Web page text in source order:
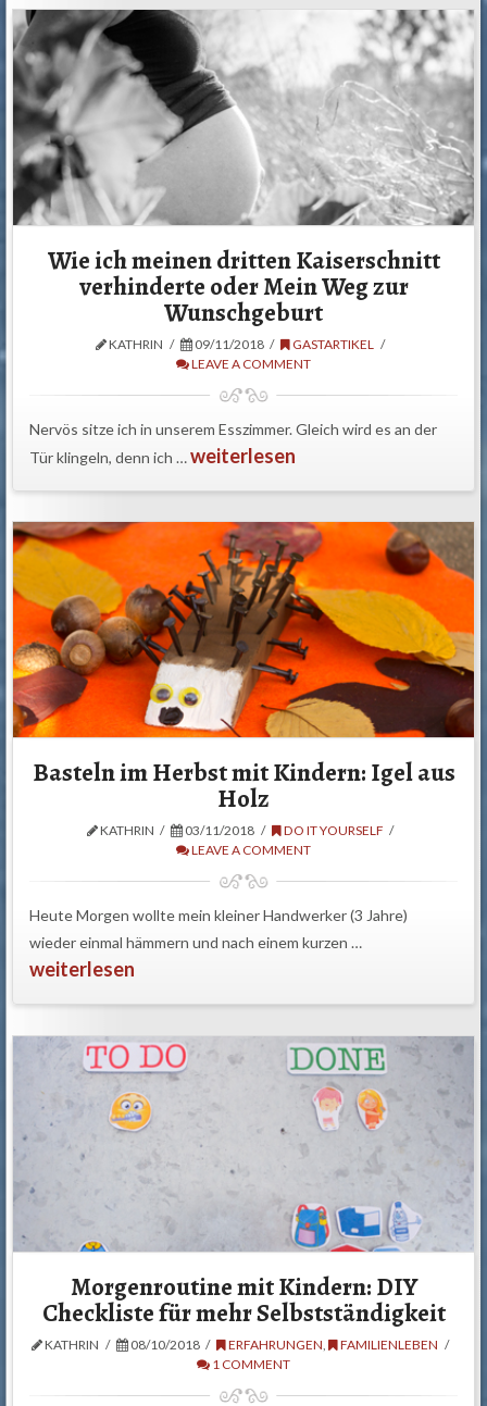
Wie ich meinen dritten Kaiserschnitt
verhinderte oder Mein Weg zur
Wunschgeburt
KATHRIN 09/11/2018
GASTARTIKEL
LEAVE A COMMENT
Nervös sitze ich in unserem Esszimmer. Gleich wird es an der
Tür klingeln, denn ich …weiterlesen
Basteln im Herbst mit Kindern: Igel aus
Holz
KATHRIN 03/11/2018
DO IT YOURSELF
LEAVE A COMMENT
Heute Morgen wollte mein kleiner Handwerker (3 Jahre)
wieder einmal hämmern und nach einem kurzen …
weiterlesen
Morgenroutine mit Kindern: DIY
Checkliste für mehr Selbstständigkeit
KATHRIN 08/10/2018 ERFAHRUNGEN,
FAMILIENLEBEN
1 COMMENT